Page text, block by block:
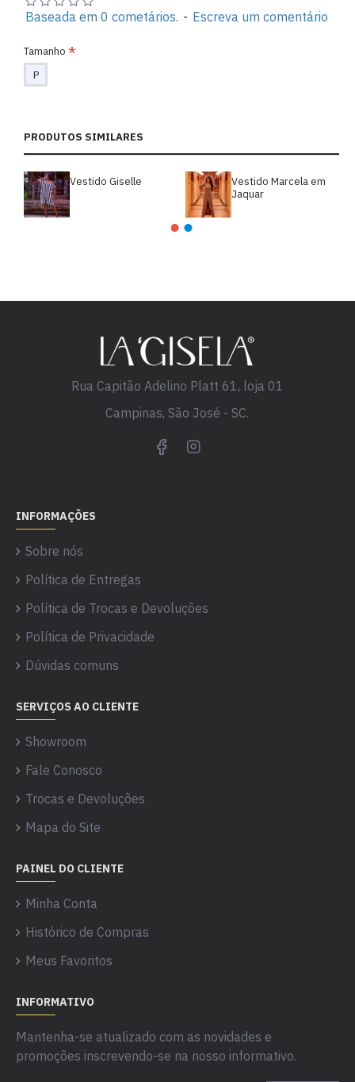
Baseada em 0 cometários. - Escreva um comentário
Tamanho
P
PRODUTOS SIMILARES
Vestido Giselle
Vestido Marcela em
Jaquar
Rua Capitão Adelino Platt 61, loja 01
Campinas, São José - SC.
INFORMAÇÕES
Sobre nós
Política de Entregas
Política de Trocas e Devoluções
Política de Privacidade
Dúvidas comuns
SERVIÇOS AO CLIENTE
Showroom
Fale Conosco
Trocas e Devoluções
Mapa do Site
PAINEL DO CLIENTE
Minha Conta
Histórico de Compras
Meus Favoritos
INFORMATIVO
Mantenha-se atualizado com as novidades e
promoções inscrevendo-se na nosso informativo.